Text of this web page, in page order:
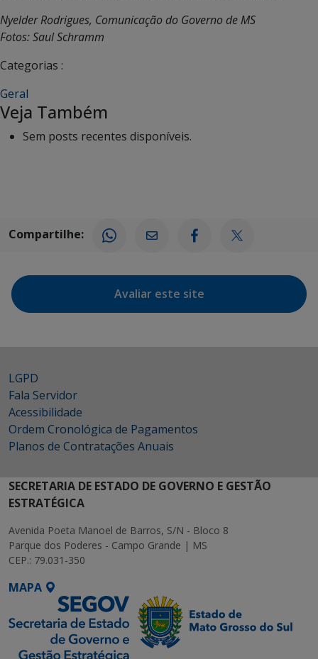
Nyelder Rodrigues, Comunicação do Governo de MS
Fotos: Saul Schramm
Categorias :
Geral
Veja Também
Sem posts recentes disponíveis.
Compartilhe:
Avaliar este site
LGPD
Fala Servidor
Acessibilidade
Ordem Cronológica de Pagamentos
Planos de Contratações Anuais
SECRETARIA DE ESTADO DE GOVERNO E GESTÃO
ESTRATÉGICA
Avenida Poeta Manoel de Barros, S/N - Bloco 8
Parque dos Poderes - Campo Grande | MS
CEP.: 79.031-350
MAPA